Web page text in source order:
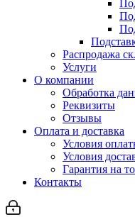
Распродажа
Услуги
О компании
Обработка
Реквизиты
Отзывы
Оплата и доставка
Условия
Условия
Гарантия на
Контакты